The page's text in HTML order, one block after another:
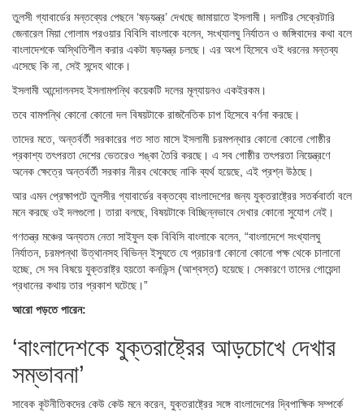
তুলসী গ্যাবার্ডের মন্তব্যের পেছনে ‘ষড়যন্ত্র’ দেখছে জামায়াতে ইসলামী। দলটির সেক্রেটারি
জেনারেল মিয়া গোলাম পরওয়ার বিবিসি বাংলাকে বলেন, সংখ্যালঘু নির্যাতন ও জঙ্গিবাদের কথা বলে
বাংলাদেশকে অস্থিতিশীল করার একটা ষড়যন্ত্র চলছে। এর অংশ হিসেবে ওই ধরনের মন্তব্য
এসেছে কি না, সেই সন্দেহ থাকে।
ইসলামী আন্দোলনসহ ইসলামপন্থি কয়েকটি দলের মূল্যায়নও একইরকম।
তবে বামপন্থি কোনো কোনো দল বিষয়টাকে রাজনৈতিক চাপ হিসেবে বর্ণনা করছে।
তাদের মতে, অন্তর্বর্তী সরকারের গত সাত মাসে ইসলামী চরমপন্থার কোনো কোনো গোষ্ঠীর
প্রকাশ্য তৎপরতা দেশের ভেতরেও শঙ্কা তৈরি করছে। এ সব গোষ্ঠীর তৎপরতা নিয়েন্ত্রণে
অনেক ক্ষেত্রে অন্তর্বর্তী সরকার নীরব থেকেছে নাকি ব্যর্থ হয়েছে, এই প্রশ্ন উঠছে।
আর এমন প্রেক্ষাপটে তুলসীর গ্যাবার্ডের বক্তব্যে বাংলাদেশের জন্য যুক্তরাষ্ট্রের সতর্কবার্তা বলে
মনে করছে ওই দলগুলো। তারা বলছে, বিষয়টাকে বিচ্ছিন্নভাবে দেখার কোনো সুযোগ নেই।
গণতন্ত্র মঞ্চের অন্যতম নেতা সাইফুল হক বিবিসি বাংলাকে বলেন, “বাংলাদেশে সংখ্যালঘু
নির্যাতন, চরমপন্থা উত্থানসহ বিভিন্ন ইস্যুতে যে প্রচারণা কোনো কোনো পক্ষ থেকে চালানো
হচ্ছে, সে সব বিষয়ে যুক্তরাষ্ট্র হয়তো কনভিন্স (আশ্বস্ত) হয়েছে। সেকারণে তাদের গোয়েন্দা
প্রধানের কথায় তার প্রকাশ ঘটেছে।”
আরো পড়তে পারেন:
‘বাংলাদেশকে যুক্তরাষ্ট্রের আড়চোখে দেখার
সম্ভাবনা’
সাবেক কূটনীতিকদের কেউ কেউ মনে করেন, যুক্তরাষ্ট্রের সঙ্গে বাংলাদেশের দ্বিপাক্ষিক সম্পর্কে